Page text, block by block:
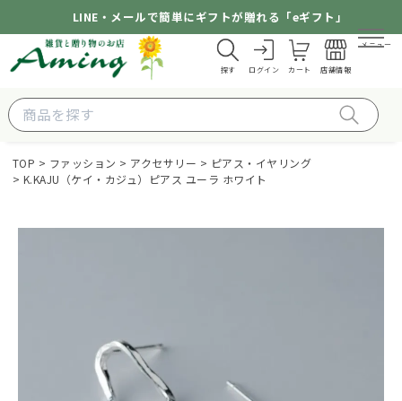
LINE・メールで簡単にギフトが贈れる「eギフト」
探す ログイン カート 店舗情報
メニュー
TOP ファッション アクセサリー
ピアス・イヤリング
K.KAJU（ケイ・カジュ）ピアス ユーラ ホワイト